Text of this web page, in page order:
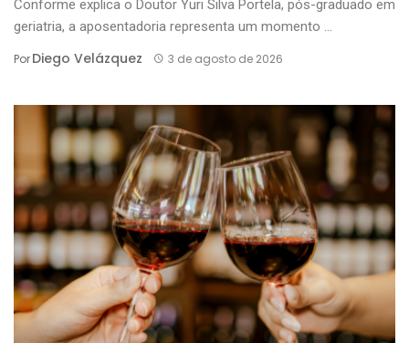
Conforme explica o Doutor Yuri Silva Portela, pós-graduado em
geriatria, a aposentadoria representa um momento ...
PorDiego Velázquez 3 de agosto de 2026